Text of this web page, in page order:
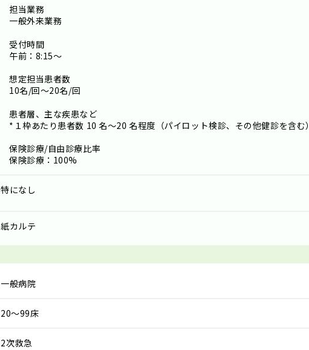
担当業務
一般外来業務
受付時間
午前：8:15～
想定担当患者数
10名/回～20名/回
患者層、主な疾患など
*１枠あたり患者数 10 名～20 名程度（パイロット検診、その他健診を含む）
保険診療/自由診療比率
保険診療：100%
特になし
紙カルテ
一般病院
20～99床
2次救急